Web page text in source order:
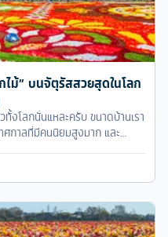
ม้” บนจัตุรัสสวยสุดในโลก
งโลกนั่นแหละครับ ขนาดบ้านเรา
ศกาลที่มีคนนิยมสูงมาก และ
ว เหมือนกับที่เรากำลังจะพา